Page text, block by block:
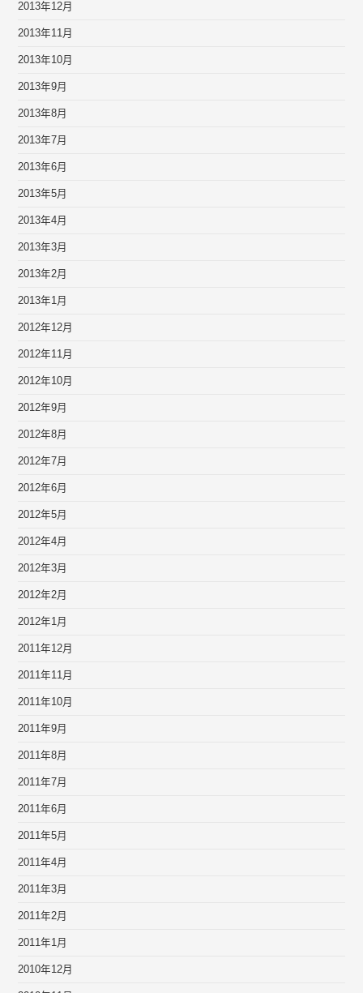
2013年12月
2013年11月
2013年10月
2013年9月
2013年8月
2013年7月
2013年6月
2013年5月
2013年4月
2013年3月
2013年2月
2013年1月
2012年12月
2012年11月
2012年10月
2012年9月
2012年8月
2012年7月
2012年6月
2012年5月
2012年4月
2012年3月
2012年2月
2012年1月
2011年12月
2011年11月
2011年10月
2011年9月
2011年8月
2011年7月
2011年6月
2011年5月
2011年4月
2011年3月
2011年2月
2011年1月
2010年12月